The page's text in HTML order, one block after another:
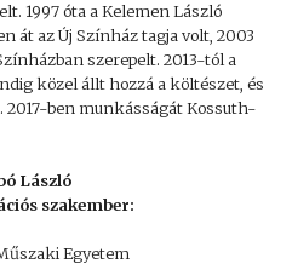
1997 óta a Kelemen László
át az Új Színház tagja volt, 2003
szerepelt. 2013-tól a
közel állt hozzá a költészet, és
ben munkásságát Kossuth-
László
szakember:
Egyetem